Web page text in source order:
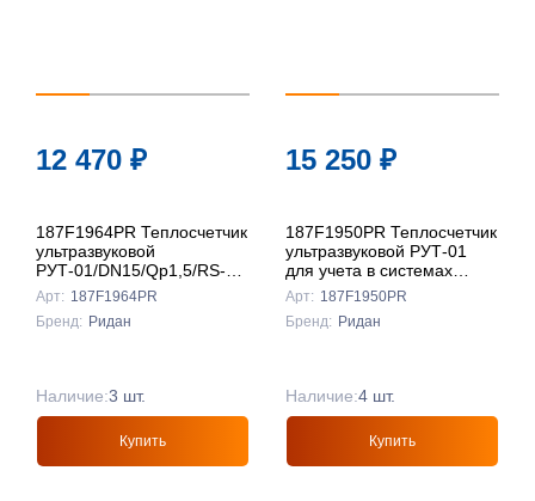
12 470 ₽
187F1964PR Теплосчетчик
ультразвуковой
РУТ-01/DN15/Qp1,5/RS-
485/возврат, Ридан
Арт: 187F1964PR
Бренд: Ридан
Наличие:3 шт.
Купить
15 250 ₽
187F1950PR Теплосчетчик
ультразвуковой РУТ-01
для учета в системах
водяного отопления,
DN25, Qp3,5, возврат,
Ридан
Арт: 187F1950PR
Бренд: Ридан
Наличие:4 шт.
Купить